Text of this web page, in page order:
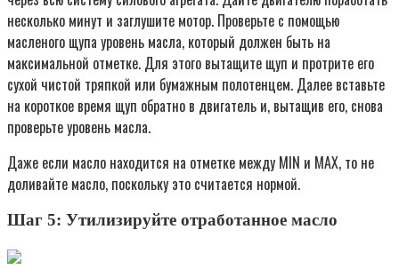
несколько минут и заглушите мотор. Проверьте с помощью
масленого щупа уровень масла, который должен быть на
максимальной отметке. Для этого вытащите щуп и протрите его
сухой чистой тряпкой или бумажным полотенцем. Далее вставьте
на короткое время щуп обратно в двигатель и, вытащив его, снова
проверьте уровень масла.
Даже если масло находится на отметке между MIN и MAX, то не
доливайте масло, поскольку это считается нормой.
Шаг 5: Утилизируйте отработанное масло